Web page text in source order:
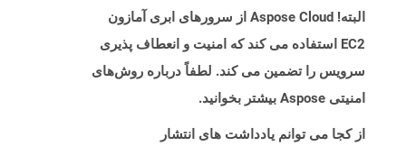
البته! Aspose Cloud از سرورهای ابری آمازون
EC2 استفاده می کند که امنیت و انعطاف پذیری
سرویس را تضمین می کند. لطفاً درباره روش‌های
امنیتی Aspose بیشتر بخوانید.
از کجا می توانم یادداشت های انتشار